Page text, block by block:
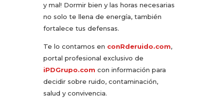
y mal! Dormir bien y las horas necesarias
no solo te llena de energía, también
fortalece tus defensas.
Te lo contamos en conRderuido.com,
portal profesional exclusivo de
iPDGrupo.com con información para
decidir sobre ruido, contaminación,
salud y convivencia.